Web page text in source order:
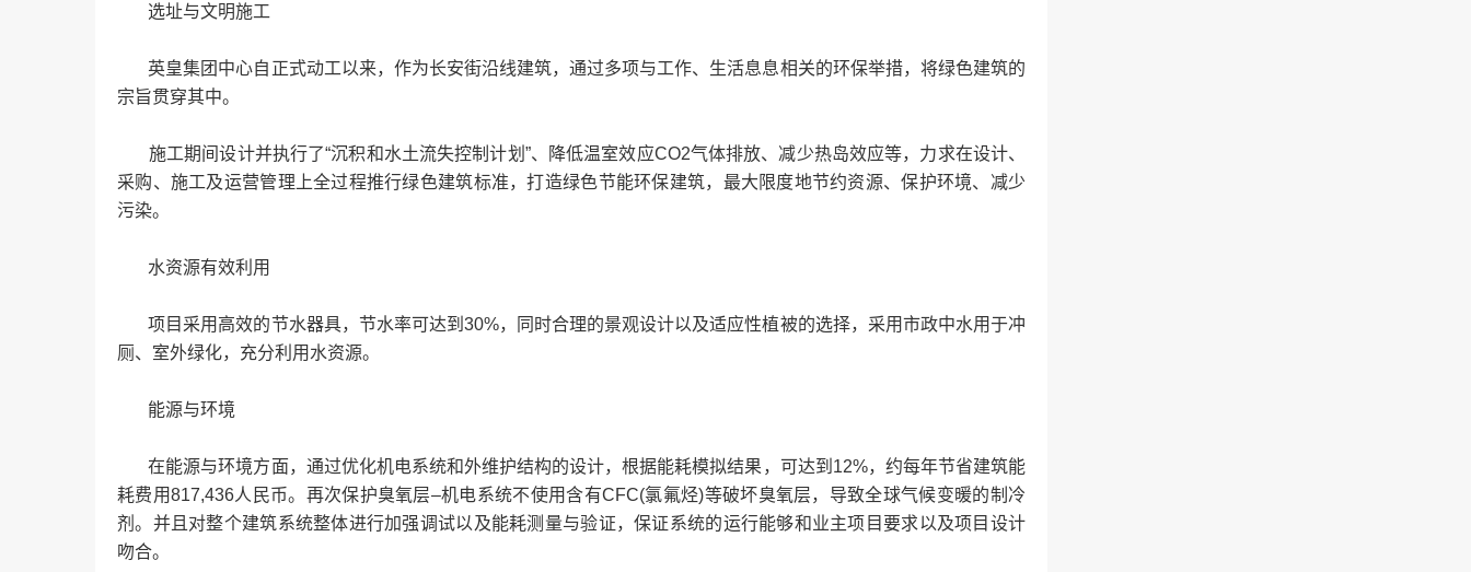
选址与文明施工
英皇集团中心自正式动工以来，作为长安街沿线建筑，通过多项与工作、生活息息相关的环保举措，将绿色建筑的
宗旨贯穿其中。
施工期间设计并执行了“沉积和水土流失控制计划”、降低温室效应CO2气体排放、减少热岛效应等，力求在设计、
采购、施工及运营管理上全过程推行绿色建筑标准，打造绿色节能环保建筑，最大限度地节约资源、保护环境、减少
污染。
水资源有效利用
项目采用高效的节水器具，节水率可达到30%，同时合理的景观设计以及适应性植被的选择，采用市政中水用于冲
厕、室外绿化，充分利用水资源。
能源与环境
在能源与环境方面，通过优化机电系统和外维护结构的设计，根据能耗模拟结果，可达到12%，约每年节省建筑能
耗费用817,436人民币。再次保护臭氧层–机电系统不使用含有CFC(氯氟烃)等破坏臭氧层，导致全球气候变暖的制冷
剂。并且对整个建筑系统整体进行加强调试以及能耗测量与验证，保证系统的运行能够和业主项目要求以及项目设计
吻合。